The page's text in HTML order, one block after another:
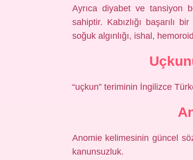
Ayrıca diyabet ve tansiyon
sahiptir. Kabızlığı başarılı
soğuk algınlığı, ishal,
“uçkun” teriminin İngilizce
Anomie kelimesinin güncel
kanunsuzluk.